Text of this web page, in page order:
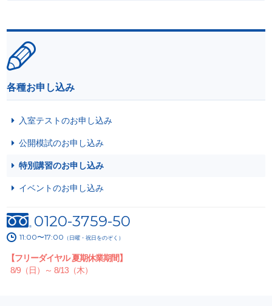
各種お申し込み
入室テストのお申し込み
公開模試のお申し込み
特別講習のお申し込み
イベントのお申し込み
0120-3759-50
11:00〜17:00 （日曜・祝日をのぞく）
【フリーダイヤル 夏期休業期間】
8/9（日）～ 8/13（木）